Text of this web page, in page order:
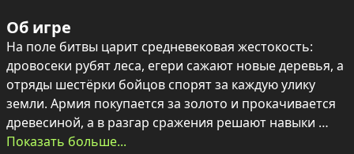
Об игре
На поле битвы царит средневековая жестокость:
дровосеки рубят леса, егери сажают новые деревья, а
отряды шестёрки бойцов спорят за каждую улику
земли. Армия покупается за золото и прокачивается
древесиной, а в разгар сражения решают навыки
ярости и правильная расстановка юнитов.
Показать больше...